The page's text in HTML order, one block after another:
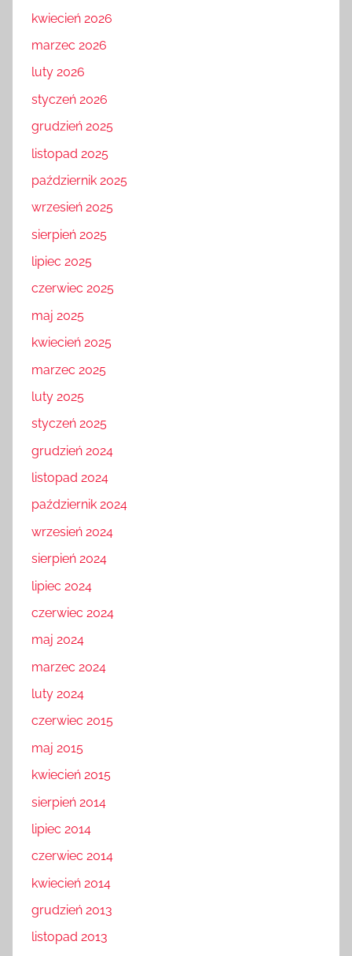
kwiecień 2026
marzec 2026
luty 2026
styczeń 2026
grudzień 2025
listopad 2025
październik 2025
wrzesień 2025
sierpień 2025
lipiec 2025
czerwiec 2025
maj 2025
kwiecień 2025
marzec 2025
luty 2025
styczeń 2025
grudzień 2024
listopad 2024
październik 2024
wrzesień 2024
sierpień 2024
lipiec 2024
czerwiec 2024
maj 2024
marzec 2024
luty 2024
czerwiec 2015
maj 2015
kwiecień 2015
sierpień 2014
lipiec 2014
czerwiec 2014
kwiecień 2014
grudzień 2013
listopad 2013